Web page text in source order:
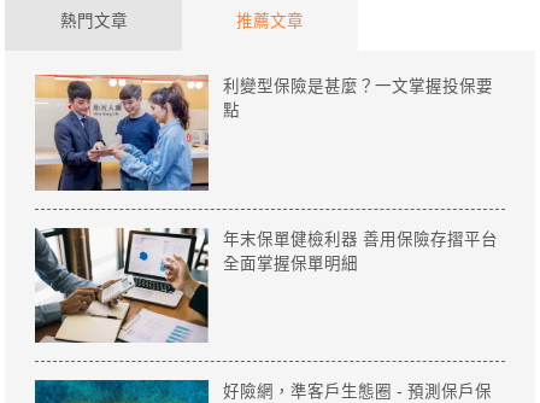
熱門文章 推薦文章
利變型保險是甚麼？一文掌握投保要
點
年末保單健檢利器 善用保險存摺平台
全面掌握保單明細
好險網，準客戶生態圈 - 預測保戶保